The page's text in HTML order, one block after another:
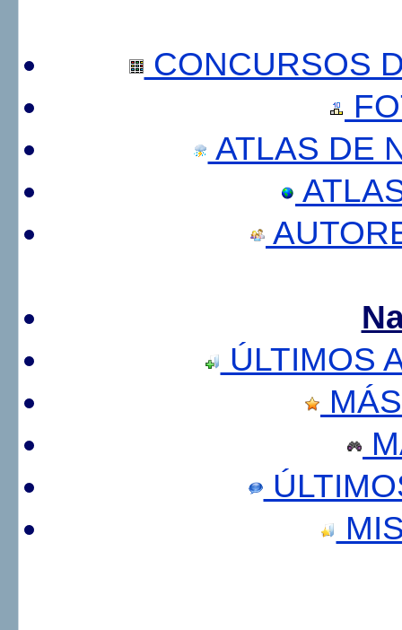
CONCURSOS
ATLAS DE
ÚLTIMOS